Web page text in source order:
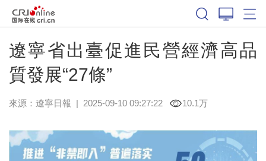
遼寧省出臺促進民營經濟高品
質發展“27條”
來源： 遼寧日報 | 2025-09-10 09:27:22 10.1万